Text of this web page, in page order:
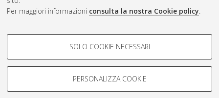
Per maggiori informazioni consulta la nostra Cookie policy.
COOKIE DI PROFILAZIONE -
Si tratta di cookie utilizzati per analizzare le caratteristiche della
navigazione degli utenti, creare profili in base al loro comportamento
SOLO COOKIE NECESSARI
PERSONALIZZA COOKIE
AMS Laurea
Impostazioni Cookie
Informativa sulla privacy
Condizioni d’uso del sito